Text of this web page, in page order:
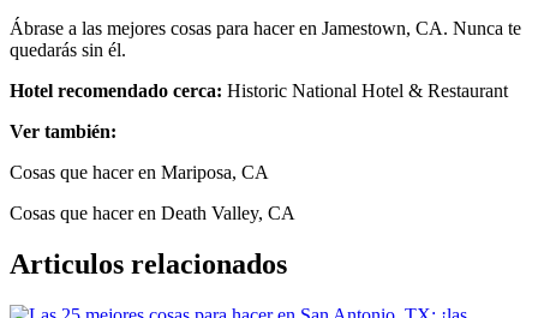
Ábrase a las mejores cosas para hacer en Jamestown, CA. Nunca te
quedarás sin él.
Hotel recomendado cerca: Historic National Hotel & Restaurant
Ver también:
Cosas que hacer en Mariposa, CA
Cosas que hacer en Death Valley, CA
Articulos relacionados